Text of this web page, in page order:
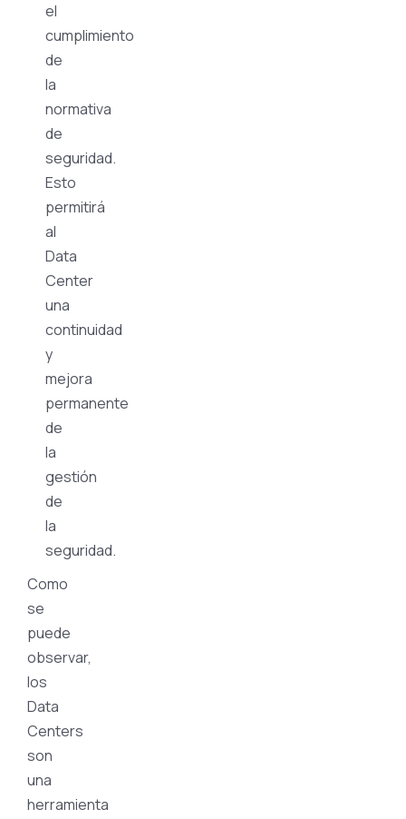
el
cumplimiento
de
la
normativa
de
seguridad.
Esto
permitirá
al
Data
Center
una
continuidad
y
mejora
permanente
de
la
gestión
de
la
seguridad.
Como
se
puede
observar,
los
Data
Centers
son
una
herramienta